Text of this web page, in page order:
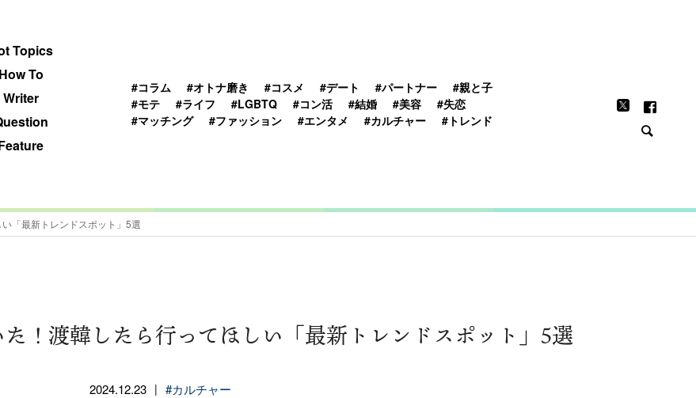
Topics
How To
Writer
#コラム #オトナ磨き #コスメ #デート #パートナー
#親と子
#モテ
#ライフ #LGBTQ #コン活 #結婚 #美容
#失恋
#マッチング
#ファッション #エンタメ #カルチャー #トレンド
「最新トレンドスポット」5選
！渡韓したら行ってほしい「最新トレンドスポット」5選
2024.12.23 | #カルチャー